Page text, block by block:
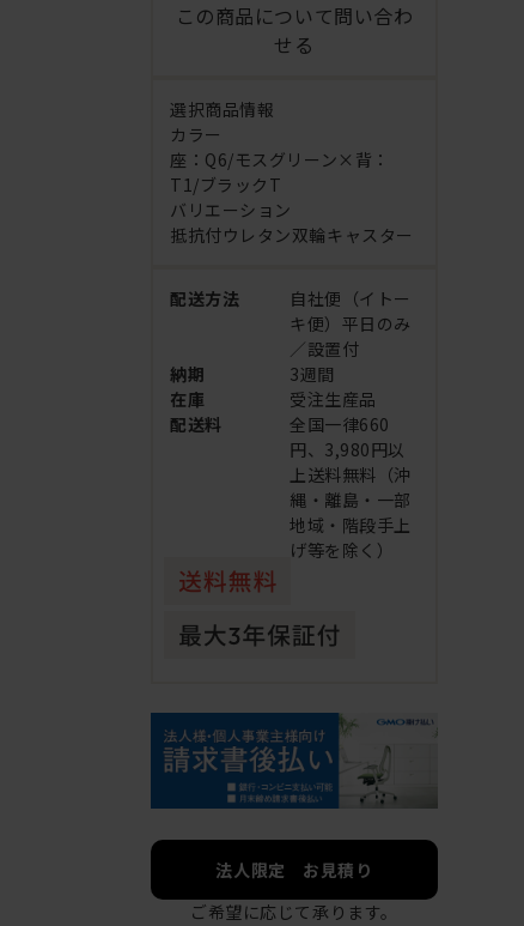
この商品について問い合わ
せる
選択商品情報
カラー
座：Q6/モスグリーン×背：
T1/ブラックT
バリエーション
抵抗付ウレタン双輪キャスター
配送方法
自社便（イトー
キ便）平日のみ
／設置付
納期
3週間
在庫
受注生産品
配送料
全国一律660
円、3,980円以
上送料無料（沖
縄・離島・一部
地域・階段手上
げ等を除く）
法人限定 お見積り
ご希望に応じて承ります。